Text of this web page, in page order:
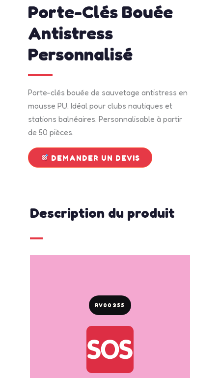
Porte-Clés Bouée
Antistress
Personnalisé
Porte-clés bouée de sauvetage antistress en
mousse PU. Idéal pour clubs nautiques et
stations balnéaires. Personnalisable à partir
de 50 pièces.
DEMANDER UN DEVIS
Description du produit
RV00355